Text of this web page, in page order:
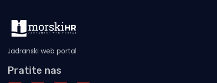
Jadranski web portal
Pratite nas